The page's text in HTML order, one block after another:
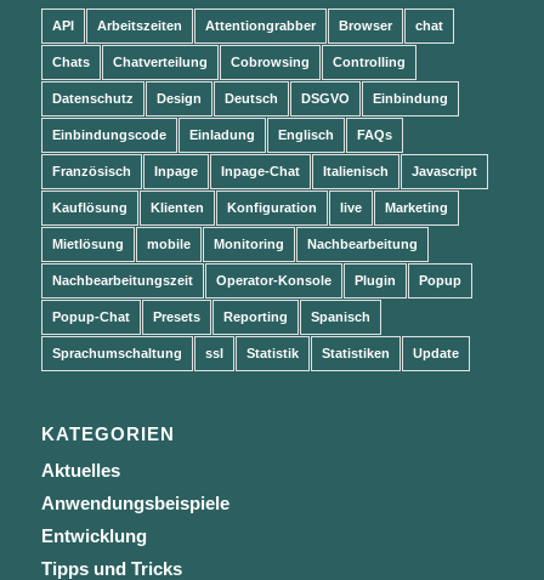
API Arbeitszeiten Attentiongrabber Browser chat
Chats Chatverteilung Cobrowsing Controlling
Datenschutz Design Deutsch DSGVO Einbindung
Einbindungscode Einladung Englisch FAQs
Französisch Inpage Inpage-Chat Italienisch Javascript
Kauflösung Klienten Konfiguration live Marketing
Mietlösung mobile Monitoring Nachbearbeitung
Nachbearbeitungszeit Operator-Konsole Plugin Popup
Popup-Chat Presets Reporting Spanisch
Sprachumschaltung ssl Statistik Statistiken Update
KATEGORIEN
Aktuelles
Anwendungsbeispiele
Entwicklung
Tipps und Tricks